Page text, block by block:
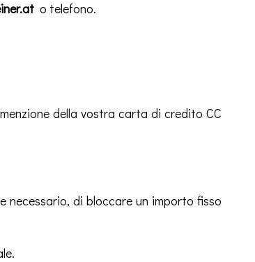
o telefono.
della vostra carta di credito CC
di bloccare un importo fisso